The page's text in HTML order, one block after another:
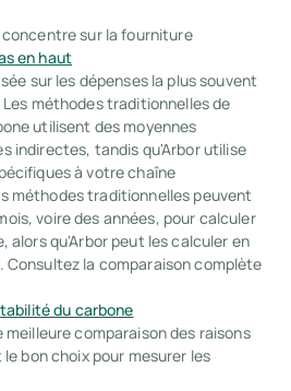
sur la fourniture
en haut
sur les dépenses la plus souvent
méthodes traditionnelles de
utilisent des moyennes
indirectes, tandis qu'Arbor utilise
à votre chaîne
méthodes traditionnelles peuvent
voire des années, pour calculer
alors qu'Arbor peut les calculer en
la comparaison complète
du carbone
meilleure comparaison des raisons
bon choix pour mesurer les